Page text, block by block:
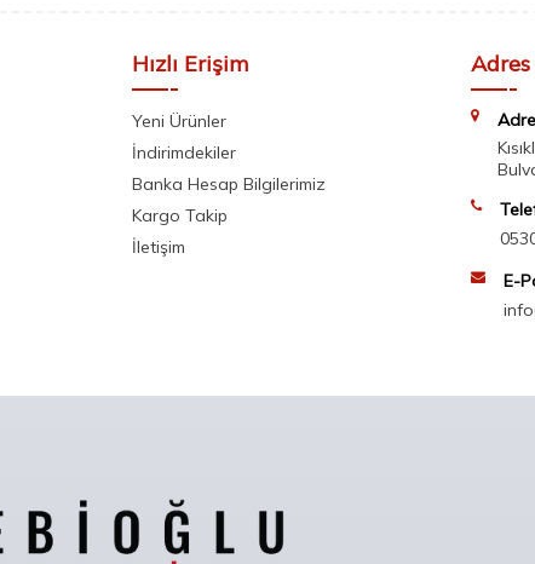
Hızlı Erişim
Yeni Ürünler
İndirimdekiler
Banka Hesap Bilgilerimiz
Kargo Takip
İletişim
E-